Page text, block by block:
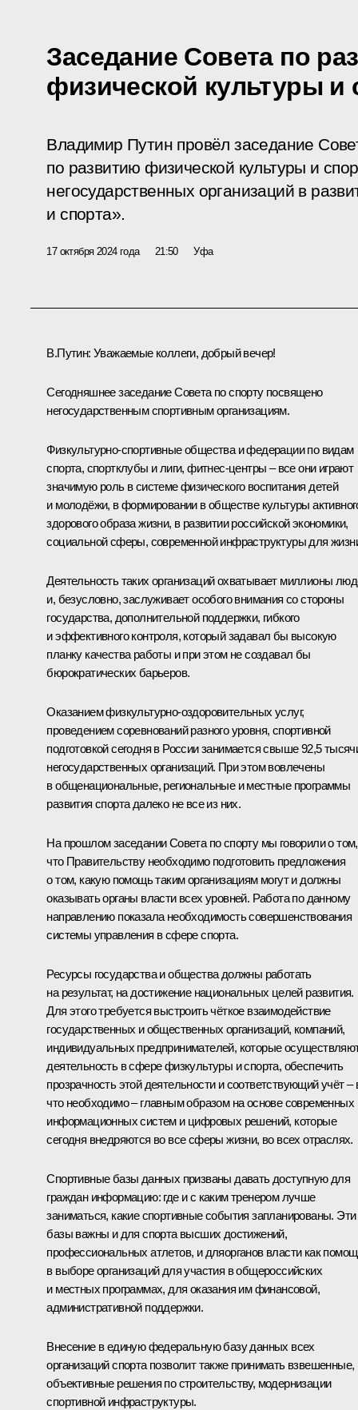
Заседание Совета по
физической культуры и
Владимир Путин провёл заседание
по развитию физической культуры и
негосударственных организаций в
и спорта».
17 октября 2024 года 21:50 Уфа
В.Путин: Уважаемые коллеги, добрый вечер!
Сегодняшнее заседание Совета по спорту посвящено
негосударственным спортивным организациям.
Физкультурно-спортивные общества и федерации по видам
спорта, спортклубы и лиги, фитнес-центры – все они играют
значимую роль в системе физического воспитания детей
и молодёжи, в формировании в обществе культуры
здорового образа жизни, в развитии российской экономики,
социальной сферы, современной инфраструктуры для
Деятельность таких организаций охватывает миллионы
и, безусловно, заслуживает особого внимания со стороны
государства, дополнительной поддержки, гибкого
и эффективного контроля, который задавал бы высокую
планку качества работы и при этом не создавал бы
бюрократических барьеров.
Оказанием физкультурно-оздоровительных услуг,
проведением соревнований разного уровня, спортивной
подготовкой сегодня в России занимается свыше 92,5
негосударственных организаций. При этом вовлечены
в общенациональные, региональные и местные программы
развития спорта далеко не все из них.
На прошломзаседанииСовета по спорту мы говорили о том,
что Правительству необходимо подготовить предложения
о том, какую помощь таким организациям могут и должны
оказывать органы власти всех уровней. Работа по данному
направлению показала необходимость совершенствования
системы управления в сфере спорта.
Ресурсы государства и общества должны работать
на результат, на достижение национальных целей развития.
Для этого требуется выстроить чёткое взаимодействие
государственных и общественных организаций, компаний,
индивидуальных предпринимателей, которые
деятельность в сфере физкультуры и спорта, обеспечить
прозрачность этой деятельности и соответствующий учёт –
что необходимо – главным образом на основе современных
информационных систем и цифровых решений, которые
сегодня внедряются во все сферы жизни, во всех отраслях.
Спортивные базы данных призваны давать доступную для
граждан информацию: где и с каким тренером лучше
заниматься, какие спортивные события запланированы. Эти
базы важны и для спорта высших достижений,
профессиональных атлетов, и дляорганов власти как
в выборе организаций для участия в общероссийских
и местных программах, для оказания им финансовой,
административной поддержки.
Внесение в единую федеральную базу данных всех
организаций спорта позволит также принимать взвешенные,
объективные решения по строительству, модернизации
спортивной инфраструктуры.